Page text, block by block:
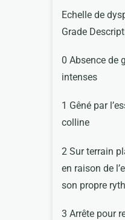
Echelle de
Grade
0 Absence de
intenses
1 Gêné par
colline
2 Sur terrain
en raison de
son propre
3 Arrête pour